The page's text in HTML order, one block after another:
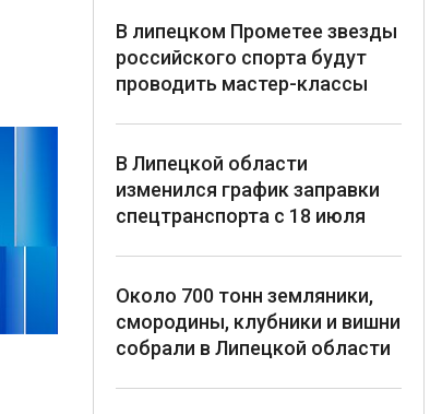
В липецком Прометее звезды
российского спорта будут
проводить мастер-классы
В Липецкой области
изменился график заправки
спецтранспорта с 18 июля
Около 700 тонн земляники,
смородины, клубники и вишни
собрали в Липецкой области